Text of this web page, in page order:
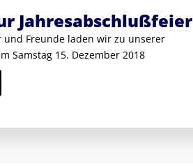
Jahres­abschluß­feier
und Freunde laden wir zu unserer
Samstag 15. Dezember 2018